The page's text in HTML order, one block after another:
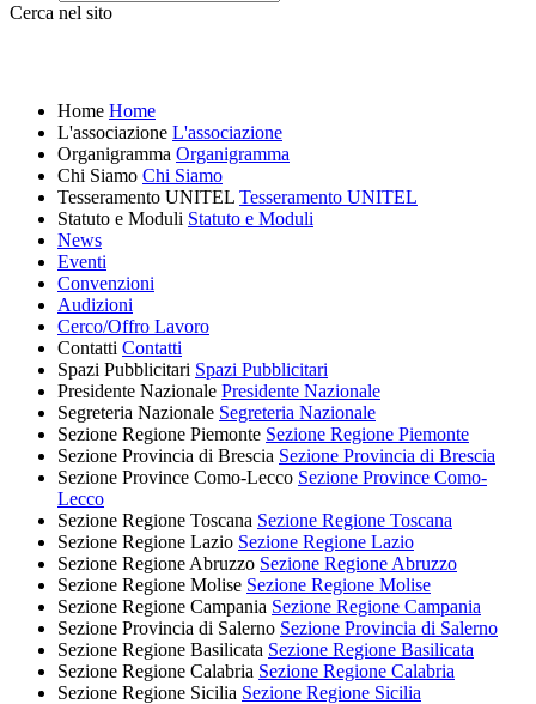
Cerca nel sito
Home Home
L'associazione L'associazione
Organigramma Organigramma
Chi Siamo Chi Siamo
Tesseramento UNITEL Tesseramento UNITEL
Statuto e Moduli Statuto e Moduli
News
Eventi
Convenzioni
Audizioni
Cerco/Offro Lavoro
Contatti Contatti
Spazi Pubblicitari Spazi Pubblicitari
Presidente Nazionale Presidente Nazionale
Segreteria Nazionale Segreteria Nazionale
Sezione Regione Piemonte Sezione Regione Piemonte
Sezione Provincia di Brescia Sezione Provincia di Brescia
Sezione Province Como-Lecco Sezione Province Como-
Lecco
Sezione Regione Toscana Sezione Regione Toscana
Sezione Regione Lazio Sezione Regione Lazio
Sezione Regione Abruzzo Sezione Regione Abruzzo
Sezione Regione Molise Sezione Regione Molise
Sezione Regione Campania Sezione Regione Campania
Sezione Provincia di Salerno Sezione Provincia di Salerno
Sezione Regione Basilicata Sezione Regione Basilicata
Sezione Regione Calabria Sezione Regione Calabria
Sezione Regione Sicilia Sezione Regione Sicilia